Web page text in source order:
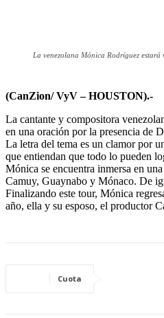
La venezolana Mónica Rodríguez estará
(CanZion/ VyV – HOUSTON).-
La cantante y compositora
en una oración por la presencia de
La letra del tema es un clamor por
que entiendan que todo lo pueden
Mónica se encuentra inmersa en
Camuy, Guaynabo y Mónaco. De
Finalizando este tour, Mónica
año, ella y su esposo, el productor
Cuota